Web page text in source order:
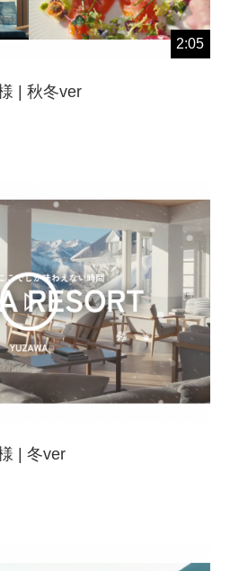
2:05
| 秋冬ver
| 冬ver